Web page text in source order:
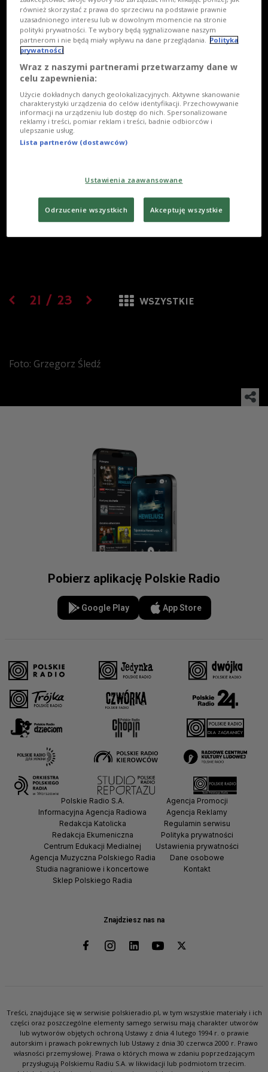
21 / 23 WSZYSTKIE
Foto: Grzegorz Śledź
Pobierz aplikację Polskie Radio
Google Play App Store
Znajdziesz nas na
Polskie Radio S.A.
Informacyjna Agencja Radiowa
Redakcja Katolicka
Redakcja Ekumeniczna
Centrum Edukacji Medialnej
Agencja Muzyczna Polskiego Radia
Studia nagraniowe i koncertowe
Sklep Polskiego Radia
Agencja Promocji
Agencja Reklamy
Regulamin serwisu
Polityka prywatności
Ustawienia prywatności
Dane osobowe
Kontakt
Treści, znajdujące się w serwisie polskieradio.pl, w tym wszystkie materiały i ich
części oraz poszczególne elementy samego serwisu mają charakter utworów
lub wytworów objętych ochroną Ustawy z dnia 4 lutego 1994 r. o prawie
autorskim i prawach pokrewnych lub Ustawy z dnia 30 czerwca 2000 r. Prawo
własności przemysłowej. Prawa o których mowa w zdaniu poprzedzającym
przysługują Polskiemu Radiu S.A. w likwidacji lub podmiotom trzecim.
również skorzystać z prawa do sprzeciwu na podstawie prawnie
uzasadnionego interesu lub w dowolnym momencie na stronie
polityki prywatności. Te wybory będą sygnalizowane naszym
partnerom i nie będą miały wpływu na dane przeglądania. Polityka
prywatności
Wraz z naszymi partnerami przetwarzamy dane w
celu zapewnienia:
Użycie dokładnych danych geolokalizacyjnych. Aktywne skanowanie
charakterystyki urządzenia do celów identyfikacji. Przechowywanie
informacji na urządzeniu lub dostęp do nich. Spersonalizowane
reklamy i treści, pomiar reklam i treści, badnie odbiorców i
ulepszanie usług.
Lista partnerów (dostawców)
Ustawienia zaawansowane
Odrzucenie wszystkich Akceptuję wszystkie